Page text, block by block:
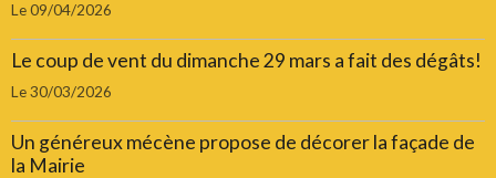
Le 09/04/2026
Le coup de vent du dimanche 29 mars a fait des dégâts!
Le 30/03/2026
Un généreux mécène propose de décorer la façade de
la Mairie